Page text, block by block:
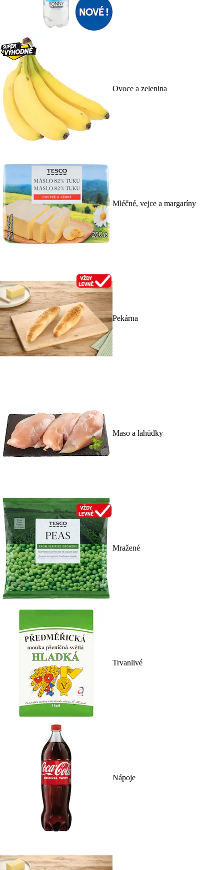
Ovoce a zelenina
Mléčné, vejce a margaríny
Pekárna
Maso a lahůdky
Mražené
Trvanlivé
Nápoje